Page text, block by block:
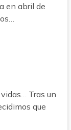
en abril de
Tras un
que